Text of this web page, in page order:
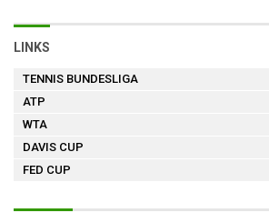
LINKS
TENNIS BUNDESLIGA
ATP
WTA
DAVIS CUP
FED CUP